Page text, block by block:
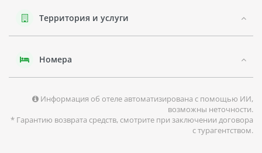
проживания: кондиционерами, телевизорами, мини-баром
Территория и услуги
Номера
Информация об отеле автоматизирована с помощью ИИ,
возможны неточности.
* Гарантию возврата средств, смотрите при заключении договора
с турагентством.